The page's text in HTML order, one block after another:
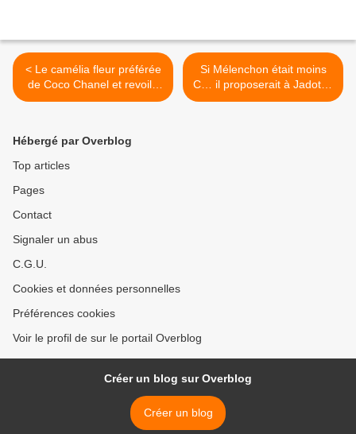
< Le camélia fleur préférée
de Coco Chanel et revoilà
notre Marc-André
Si Mélenchon était moins
C… il proposerait à Jadot et
Hidalgo, comme l’a fait
Hébergé par Overblog
Top articles
Pages
Contact
Signaler un abus
C.G.U.
Cookies et données personnelles
Préférences cookies
Voir le profil de sur le portail Overblog
Créer un blog sur Overblog
Créer un blog